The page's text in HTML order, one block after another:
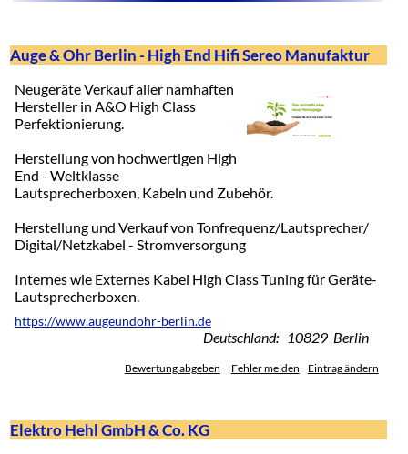
Auge & Ohr Berlin - High End Hifi Sereo Manufaktur
Neugeräte Verkauf aller namhaften
Hersteller in A&O High Class
Perfektionierung.
Herstellung von hochwertigen High
End - Weltklasse
Lautsprecherboxen, Kabeln und Zubehör.
Herstellung und Verkauf von Tonfrequenz/Lautsprecher/
Digital/Netzkabel - Stromversorgung
Internes wie Externes Kabel High Class Tuning für Geräte-
Lautsprecherboxen.
https://www.augeundohr-berlin.de
Deutschland: 10829 Berlin
Bewertung abgeben Fehler melden Eintrag ändern
Elektro Hehl GmbH & Co. KG